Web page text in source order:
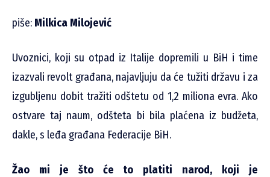
piše: Milkica Milojević
Uvoznici, koji su otpad iz Italije dopremili u BiH i time
izazvali revolt građana, najavljuju da će tužiti državu i za
izgubljenu dobit tražiti odštetu od 1,2 miliona evra. Ako
ostvare taj naum, odšteta bi bila plaćena iz budžeta,
dakle, s leđa građana Federacije BiH.
Žao mi je što će to platiti narod, koji je